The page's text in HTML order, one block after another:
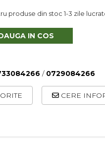
produse din stoc 1-3 zile
IN COS
/ 0729084266
CERE